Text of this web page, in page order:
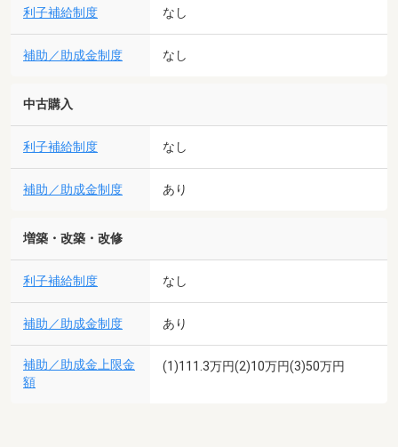
利子補給制度 なし
補助／助成金制度 なし
中古購入
利子補給制度 なし
補助／助成金制度 あり
増築・改築・改修
利子補給制度 なし
補助／助成金制度 あり
補助／助成金上限金
額
(1)111.3万円(2)10万円(3)50万円